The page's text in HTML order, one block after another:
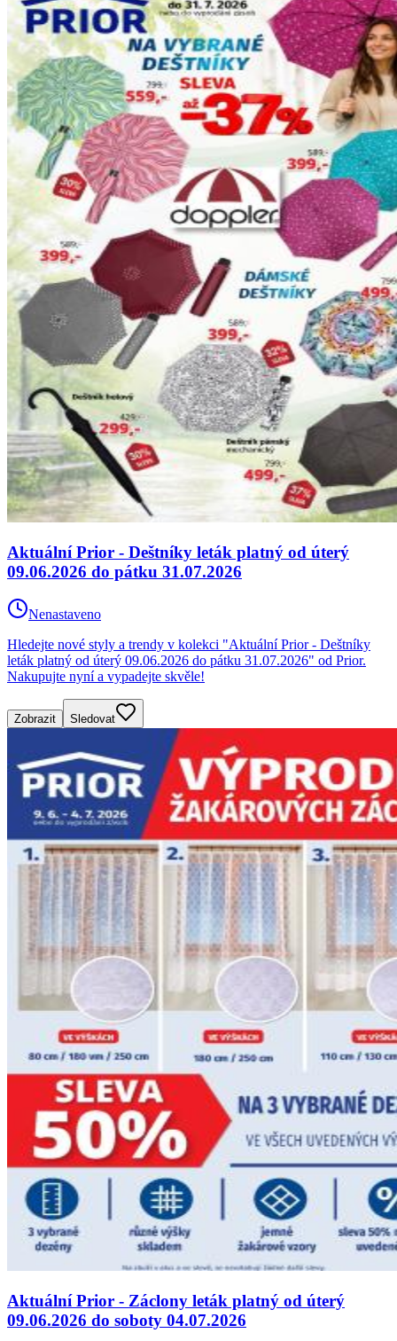
Aktuální Prior - Deštníky leták platný od úterý
09.06.2026 do pátku 31.07.2026
Nenastaveno
Hledejte nové styly a trendy v kolekci "Aktuální Prior - Deštníky
leták platný od úterý 09.06.2026 do pátku 31.07.2026" od Prior.
Nakupujte nyní a vypadejte skvěle!
Zobrazit Sledovat
Aktuální Prior - Záclony leták platný od úterý
09.06.2026 do soboty 04.07.2026